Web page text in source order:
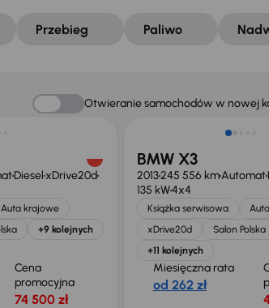
Przebieg Paliwo
Otwieranie samochodów w nowej
Diesel xDrive20d
Auta krajowe
+9 kolejnych
Cena
promocyjna
74 500 zł
Taniej o 1 000 zł
BMW X3
2013245 556 kmAutomat
135 kW4x4
Książka serwisowa
xDrive20d
Salon Polska
+11 kolejnych
Miesięczna rata
od 262 zł